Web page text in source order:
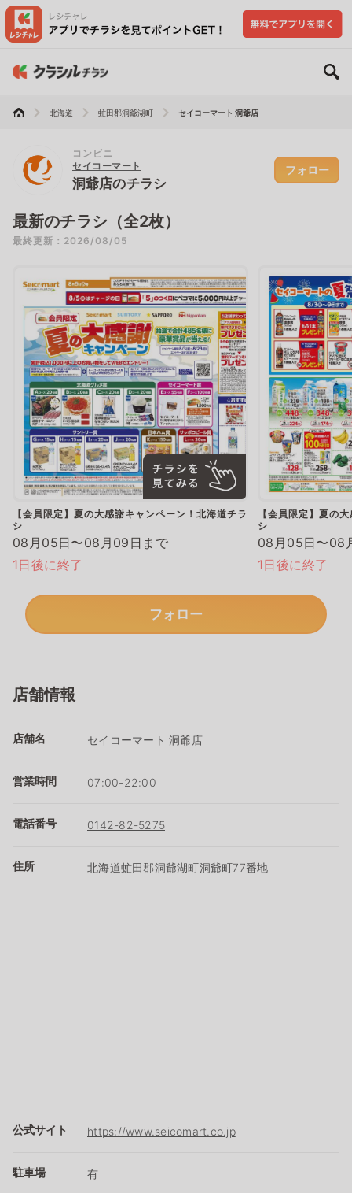
北海道 虻田郡洞爺湖町 セイコーマート 洞爺店
コンビニ
セイコーマート
洞爺店のチラシ
フォロー
最新のチラシ（全2枚）
最終更新：2026/08/05
【会員限定】夏の大感謝キャンペーン！北海道チラ
シ
08月05日〜08月09日まで
1日後に終了
【会員限定】夏の
シ
08月05日〜08
1日後に終了
フォロー
店舗情報
店舗名 セイコーマート 洞爺店
営業時間 07:00-22:00
電話番号 0142-82-5275
住所 北海道虻田郡洞爺湖町洞爺町77番地
公式サイト https://www.seicomart.co.jp
駐車場 有